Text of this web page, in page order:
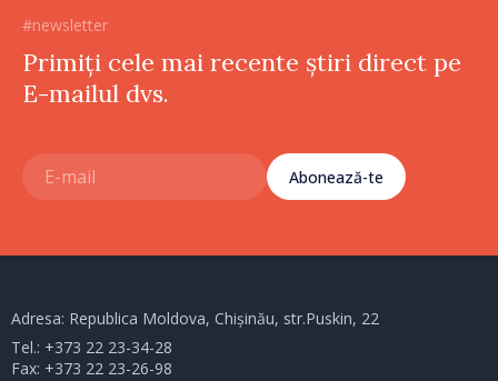
#newsletter
Primiți cele mai recente știri direct pe
E-mailul dvs.
Abonează-te
Adresa: Republica Moldova, Chișinău, str.Puskin, 22
Tel.: +373 22 23-34-28
Fax: +373 22 23-26-98